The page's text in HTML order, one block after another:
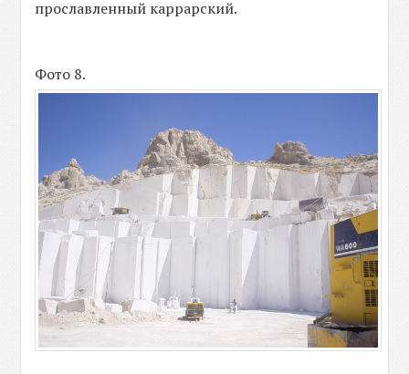
прославленный каррарский.
Фото 8.